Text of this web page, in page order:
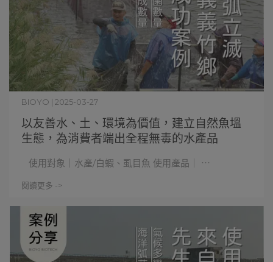
以友善水、土、環境為價值，建立自然魚塭
生態，為消費者端出全程無毒的水產品
BIOYO | 2025-03-27
使用對象｜水產/白蝦、虱目魚 使用產品｜ ⋯
閱讀更多 ->